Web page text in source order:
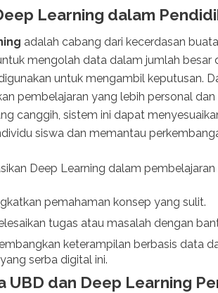
Learning dalam
adalah cabang dari kecerdasan
mengolah data dalam jumlah
untuk mengambil keputusan.
pembelajaran yang lebih personal
canggih, sistem ini dapat
siswa dan memantau
Deep Learning dalam
pemahaman konsep yang sulit.
tugas atau masalah dengan
keterampilan berbasis data
serba digital ini.
UBD dan Deep Learning